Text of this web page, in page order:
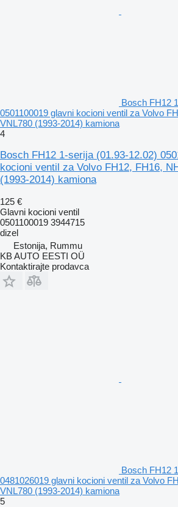
Bosch FH12
0501100019 glavni kocioni ventil za Volvo
VNL780 (1993-2014) kamiona
4
Bosch FH12 1-serija (01.93-12.02)
kocioni ventil za Volvo FH12, FH16,
(1993-2014) kamiona
125 €
Glavni kocioni ventil
0501100019 3944715
dizel
Estonija, Rummu
KB AUTO EESTI OÜ
Kontaktirajte prodavca
Bosch FH12
0481026019 glavni kocioni ventil za Volvo
VNL780 (1993-2014) kamiona
5